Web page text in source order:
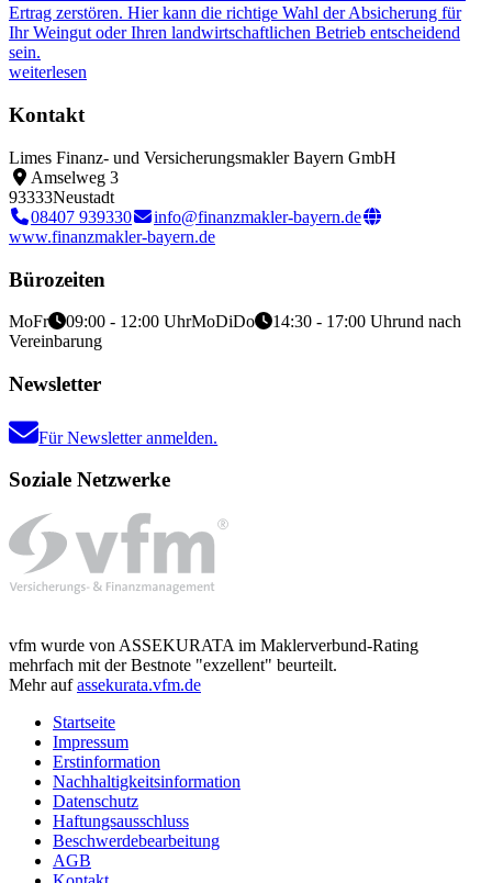
Ertrag zerstören. Hier kann die richtige Wahl der Absicherung für
Ihr Weingut oder Ihren landwirtschaftlichen Betrieb entscheidend
sein.
weiterlesen
Kontakt
Limes Finanz- und Versicherungsmakler Bayern GmbH
Amselweg 3
93333Neustadt
08407 939330
info@finanzmakler-bayern.de
www.finanzmakler-bayern.de
Bürozeiten
MoFr 09:00 - 12:00 UhrMoDiDo 14:30 - 17:00 Uhrund nach
Vereinbarung
Newsletter
Für Newsletter anmelden.
Soziale Netzwerke
vfm wurde von ASSEKURATA im Maklerverbund-Rating
mehrfach mit der Bestnote "exzellent" beurteilt.
Mehr aufassekurata.vfm.de
Startseite
Impressum
Erstinformation
Nachhaltigkeitsinformation
Datenschutz
Haftungsausschluss
Beschwerdebearbeitung
AGB